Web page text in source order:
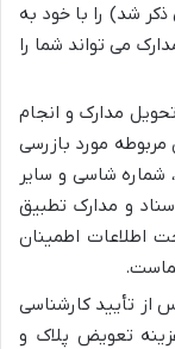
شد) را با خود به
می تواند شما را
مدارک و انجام
مربوطه مورد بازرسی
شماره شاسی و سایر
و مدارک تطبیق
اطلاعات اطمینان
از تأیید کارشناسی
تعویض پلاک و